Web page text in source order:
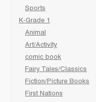
Sports
K-Grade 1
Animal
Art/Activity
comic book
Fairy Tales/Classics
Fiction/Picture Books
First Nations